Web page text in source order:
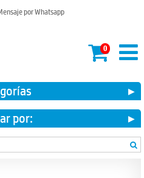
por Whatsapp
0
por: